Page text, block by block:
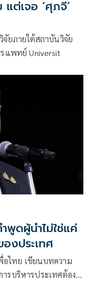
ต่เจอ ‘ศุภจี’
ยภายใต้สถาบันวิจัย
รแพทย์ Universit
พูดผู้นำไม่ใช่แค่
งประเทศ
ทความ